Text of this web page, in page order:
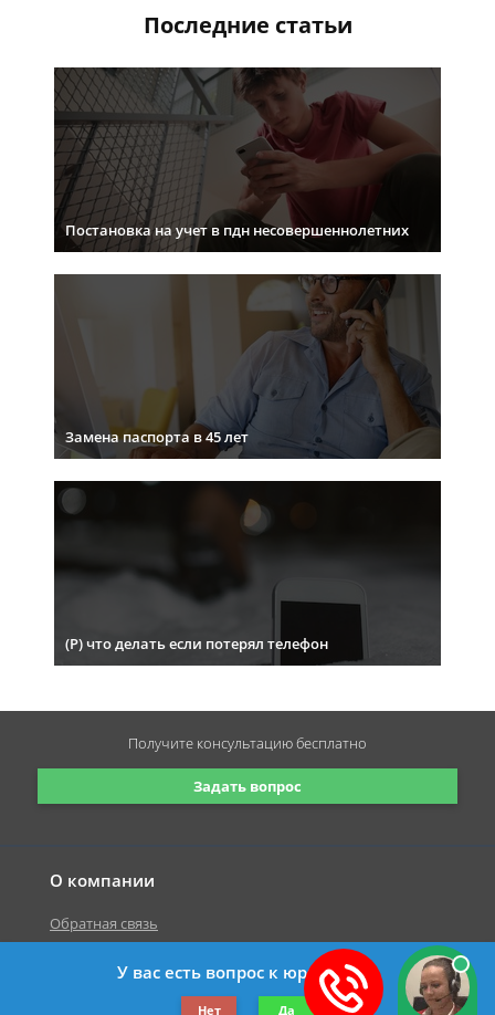
Последние статьи
Постановка на учет в пдн несовершеннолетних
Замена паспорта в 45 лет
(Р) что делать если потерял телефон
О компании
Обратная связь
©2019-2026 Все права защищены.
Задать вопрос
Получите консультациюбесплатно
У вас есть вопрос к юристу?
Нет Да